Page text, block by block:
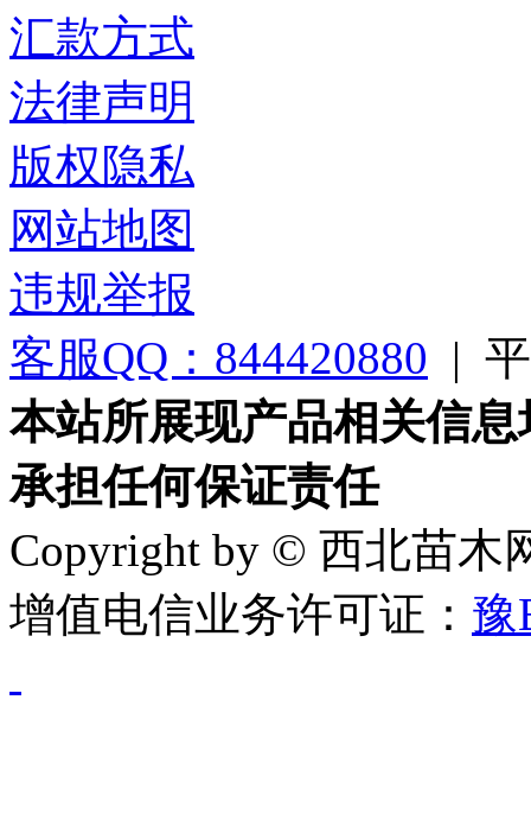
汇款方式
法律声明
版权隐私
网站地图
违规举报
客服QQ：844420880 |
本站所展现产品相关信
承担任何保证责任
Copyright by © 西北苗木
增值电信业务许可证： 豫